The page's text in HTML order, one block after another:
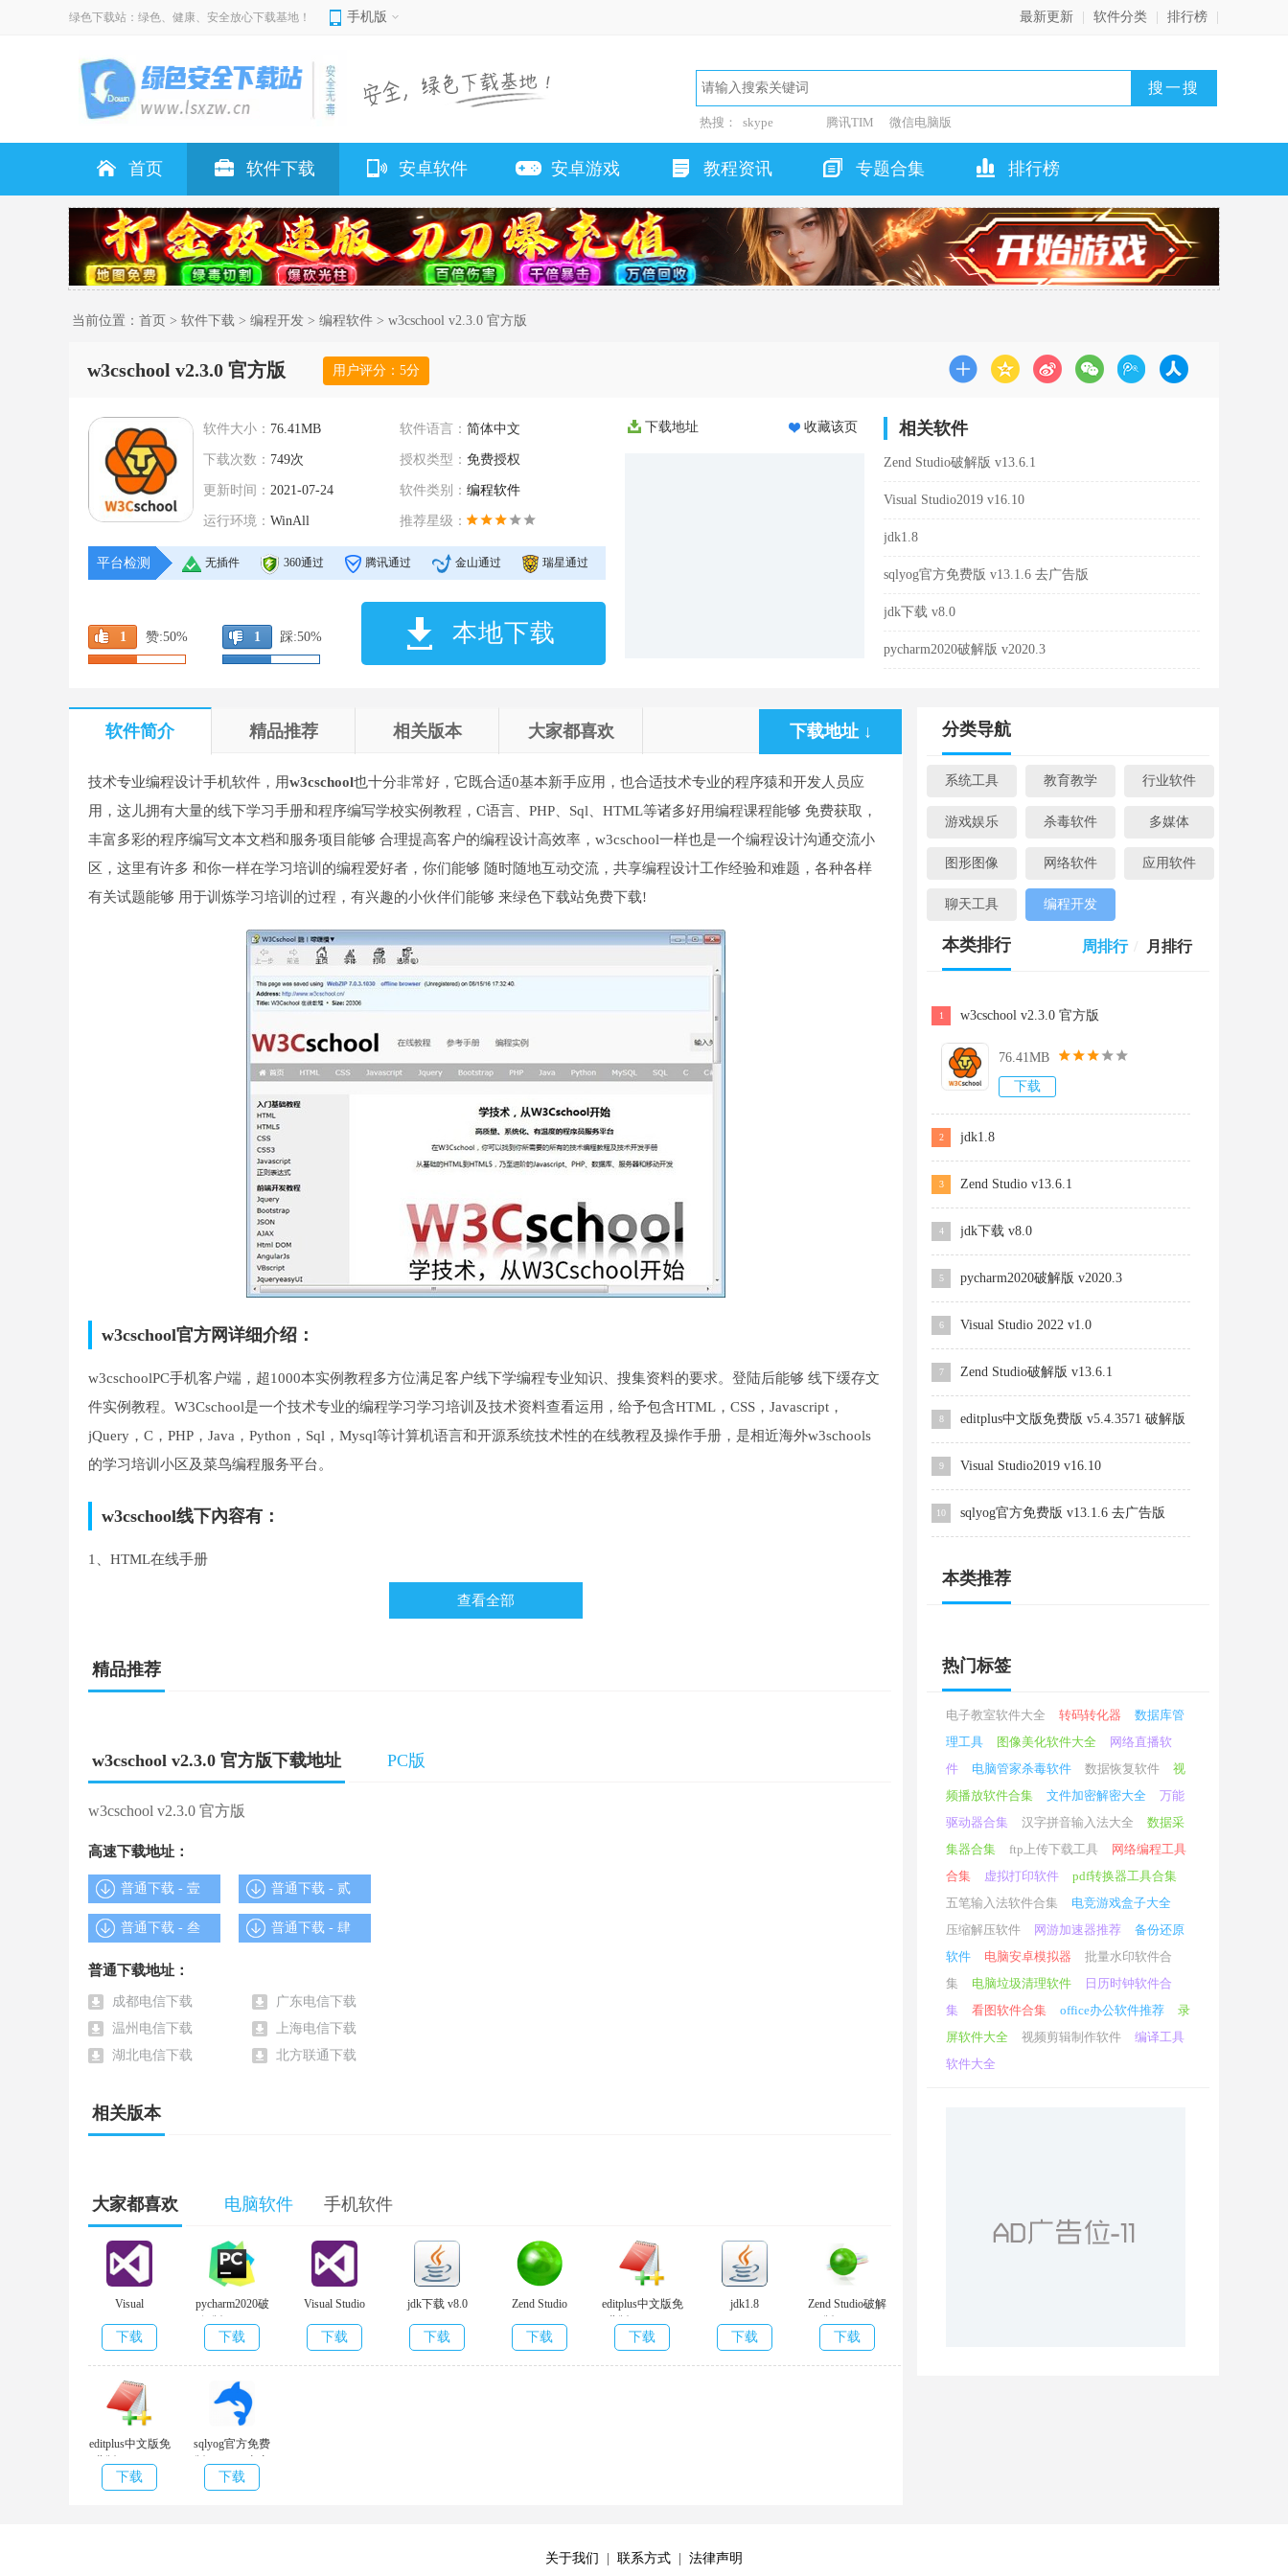
绿色下载站：绿色、健康、安全放心下载基地！ 手机版 最新更新 软件分类 排行榜
热搜： skype 腾讯TIM 微信电脑版
首页 软件下载 安卓软件 安卓游戏 教程资讯 专题合集 排行榜
当前位置： 首页 > 软件下载 > 编程开发 > 编程软件 > w3cschool v2.3.0 官方版
w3cschool v2.3.0 官方版 用户评分： 5分
软件大小： 76.41MB 软件语言： 简体中文
下载次数： 749次 授权类型： 免费授权
更新时间： 2021-07-24 软件类别： 编程软件
运行环境： WinAll 推荐星级：
平台检测 无插件 360通过 腾讯通过 金山通过 瑞星通过
1 赞:50% 1 踩:50% 本地下载
下载地址 收藏该页 相关软件
Zend Studio破解版 v13.6.1
Visual Studio2019 v16.10
jdk1.8
sqlyog官方免费版 v13.1.6 去广告版
jdk下载 v8.0
pycharm2020破解版 v2020.3
软件简介 精品推荐 相关版本 大家都喜欢 下载地址 ↓
技术专业编程设计手机软件，用w3cschool也十分非常好，它既合适0基本新手应用，也合适技术专业的程序猿和开发人员应
用，这儿拥有大量的线下学习手册和程序编写学校实例教程，C语言、PHP、Sql、HTML等诸多好用编程课程能够 免费获取，
丰富多彩的程序编写文本文档和服务项目能够 合理提高客户的编程设计高效率，w3cschool一样也是一个编程设计沟通交流小
区，这里有许多 和你一样在学习培训的编程爱好者，你们能够 随时随地互动交流，共享编程设计工作经验和难题，各种各样
有关试题能够 用于训炼学习培训的过程，有兴趣的小伙伴们能够 来绿色下载站免费下载!
w3cschool官方网详细介绍：
w3cschoolPC手机客户端，超1000本实例教程多方位满足客户线下学编程专业知识、搜集资料的要求。登陆后能够 线下缓存文
件实例教程。W3Cschool是一个技术专业的编程学习学习培训及技术资料查看运用，给予包含HTML，CSS，Javascript，
jQuery，C，PHP，Java，Python，Sql，Mysql等计算机语言和开源系统技术性的在线教程及操作手册，是相近海外w3schools
的学习培训小区及菜鸟编程服务平台。
w3cschool线下內容有：
1、HTML在线手册
1、技术专业的可视化编程基础教程
2、很多的技术资料在线手册
搜集资料，用W3Cschool，大家百度收录了很多的技术资料及参照操作手册并维护保养升级。
3、上百个程序编写案例线上测试
在W3Cschool，大家给予了上百个案例及其很多测试考试试题，便捷参照案例实际操作训练。
4、诸多的在线编译开发环境
w3cschool手机软件闪光点：
查看全部
精品推荐
w3cschool v2.3.0 官方版下载地址 PC版
w3cschool v2.3.0 官方版
高速下载地址：
普通下载 - 壹 普通下载 - 贰
普通下载 - 叁 普通下载 - 肆
普通下载地址：
成都电信下载
广东电信下载
温州电信下载
上海电信下载
湖北电信下载
北方联通下载
相关版本
大家都喜欢 电脑软件 手机软件
Visual
Studio2019
v16.10
下载
pycharm2020破
解版 v2020.3
下载
Visual Studio
2022 v1.0
下载
jdk下载 v8.0
下载
Zend Studio
v13.6.1
下载
editplus中文版免
费版 v5.4.3571
破解版
下载
jdk1.8
下载
Zend Studio破解
版 v13.6.1
下载
editplus中文版免
费版 v5.4.3571
破解版
下载
sqlyog官方免费
版 v13.1.6 去广
告版
下载
分类导航
系统工具 教育教学 行业软件
游戏娱乐 杀毒软件 多媒体
图形图像 网络软件 应用软件
聊天工具 编程开发
本类排行 周排行 月排行
1 w3cschool v2.3.0 官方版
76.41MB
下载
2 jdk1.8
3 Zend Studio v13.6.1
4 jdk下载 v8.0
5 pycharm2020破解版 v2020.3
6 Visual Studio 2022 v1.0
7 Zend Studio破解版 v13.6.1
8 editplus中文版免费版 v5.4.3571 破解版
9 Visual Studio2019 v16.10
10 sqlyog官方免费版 v13.1.6 去广告版
本类推荐
热门标签
电子教室软件大全 转码转化器
数据库管
理工具
图像美化软件大全
网络直播软
件
电脑管家杀毒软件 数据恢复软件
视
频播放软件合集
文件加密解密大全
万能
驱动器合集
汉字拼音输入法大全
数据采
集器合集
ftp上传下载工具
网络编程工具
合集
虚拟打印软件
pdf转换器工具合集
五笔输入法软件合集
电竞游戏盒子大全
压缩解压软件
网游加速器推荐
备份还原
软件
电脑安卓模拟器
批量水印软件合
集
电脑垃圾清理软件
日历时钟软件合
集
看图软件合集 office办公软件推荐
录
屏软件大全
视频剪辑制作软件
编译工具
软件大全
关于我们 联系方式 法律声明